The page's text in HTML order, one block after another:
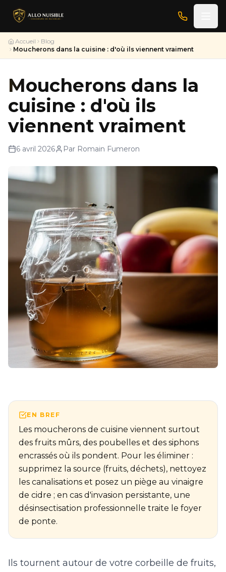
Accueil
Blog
Moucherons dans la cuisine : d'où ils viennent vraiment
Moucherons dans la
cuisine : d'où ils
viennent vraiment
6 avril 2026 Par Romain Fumeron
EN BREF
Les moucherons de cuisine viennent surtout
des fruits mûrs, des poubelles et des siphons
encrassés où ils pondent. Pour les éliminer :
supprimez la source (fruits, déchets), nettoyez
les canalisations et posez un piège au vinaigre
de cidre ; en cas d'invasion persistante, une
désinsectisation professionnelle traite le foyer
de ponte.
Ils tournent autour de votre corbeille de fruits,